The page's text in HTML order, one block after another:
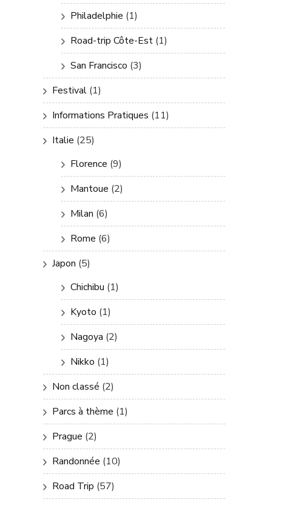
Philadelphie (1)
Road-trip Côte-Est (1)
San Francisco (3)
Festival (1)
Informations Pratiques (11)
Italie (25)
Florence (9)
Mantoue (2)
Milan (6)
Rome (6)
Japon (5)
Chichibu (1)
Kyoto (1)
Nagoya (2)
Nikko (1)
Non classé (2)
Parcs à thème (1)
Prague (2)
Randonnée (10)
Road Trip (57)